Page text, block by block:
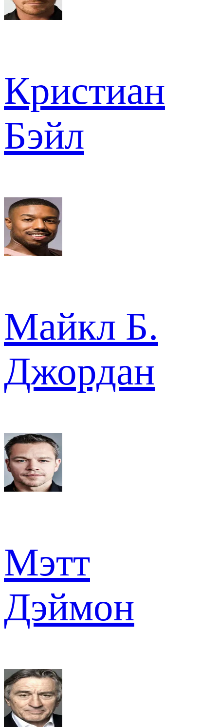
Кристиан
Бэйл
Майкл Б.
Джордан
Мэтт
Дэймон